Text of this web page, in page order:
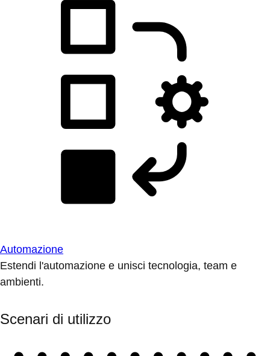
Automazione
Estendi l'automazione e unisci tecnologia, team e
ambienti.
Scenari di utilizzo